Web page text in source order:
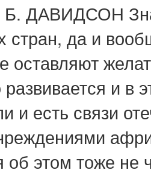
Б. ДАВИДСОН
стран, да и
оставляют
и в
и есть связи
этом тоже не